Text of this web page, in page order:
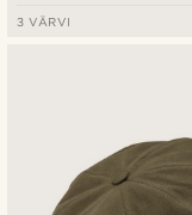
3 VÄRVI